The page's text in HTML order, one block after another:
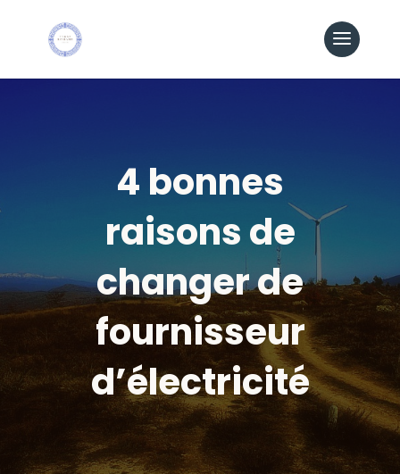
4 bonnes
raisons de
changer de
fournisseur
d’électricité